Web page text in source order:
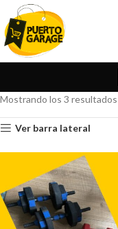
Mostrando los 3 resultados
Ver barra lateral